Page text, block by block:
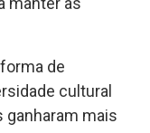
de
cultural
ganharam mais